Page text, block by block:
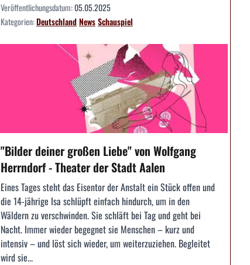
Veröffentlichungsdatum:05.05.2025
Kategorien:DeutschlandNewsSchauspiel
"Bilder deiner großen Liebe" von Wolfgang
Herrndorf - Theater der Stadt Aalen
Eines Tages steht das Eisentor der Anstalt ein Stück offen und
die 14-jährige Isa schlüpft einfach hindurch, um in den
Wäldern zu verschwinden. Sie schläft bei Tag und geht bei
Nacht. Immer wieder begegnet sie Menschen – kurz und
intensiv – und löst sich wieder, um weiterzuziehen. Begleitet
wird sie...